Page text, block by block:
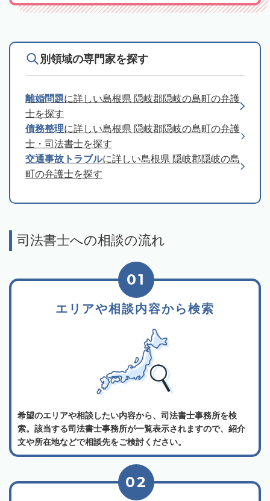
別領域の専門家を探す
離婚問題に詳しい島根県 隠岐郡隠岐の島町の弁護
士を探す
債務整理に詳しい島根県 隠岐郡隠岐の島町の弁護
士・司法書士を探す
交通事故トラブルに詳しい島根県 隠岐郡隠岐の島
町の弁護士を探す
司法書士への相談の流れ
エリアや相談内容から検索
01
希望のエリアや相談したい内容から、司法書士事務所を検
索。該当する司法書士事務所が一覧表示されますので、紹介
文や所在地などで相談先をご検討ください。
02